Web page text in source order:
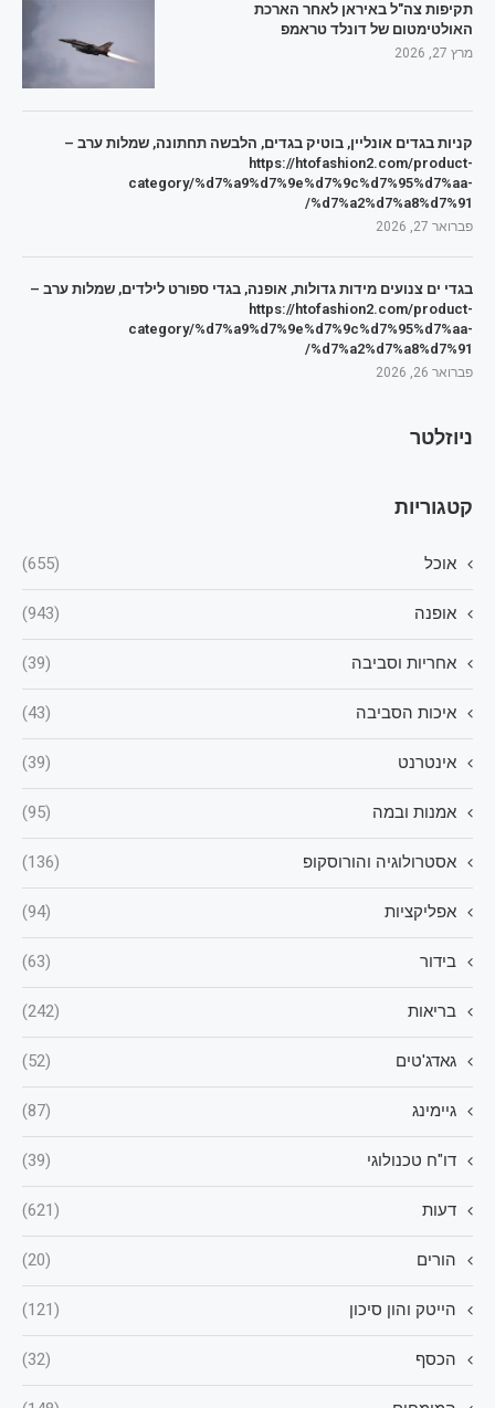
תקיפות צה"ל באיראן לאחר הארכת
האולטימטום של דונלד טראמפ
מרץ 27, 2026
קניות בגדים אונליין, בוטיק בגדים, הלבשה תחתונה, שמלות ערב –
https://htofashion2.com/product-
category/%d7%a9%d7%9e%d7%9c%d7%95%d7%aa-
%d7%a2%d7%a8%d7%91/
פברואר 27, 2026
בגדי ים צנועים מידות גדולות, אופנה, בגדי ספורט לילדים, שמלות ערב –
https://htofashion2.com/product-
category/%d7%a9%d7%9e%d7%9c%d7%95%d7%aa-
%d7%a2%d7%a8%d7%91/
פברואר 26, 2026
ניוזלטר
קטגוריות
אוכל (655)
אופנה (943)
אחריות וסביבה (39)
איכות הסביבה (43)
אינטרנט (39)
אמנות ובמה (95)
אסטרולוגיה והורוסקופ (136)
אפליקציות (94)
בידור (63)
בריאות (242)
גאדג'טים (52)
גיימינג (87)
דו"ח טכנולוגי (39)
דעות (621)
הורים (20)
הייטק והון סיכון (121)
הכסף (32)